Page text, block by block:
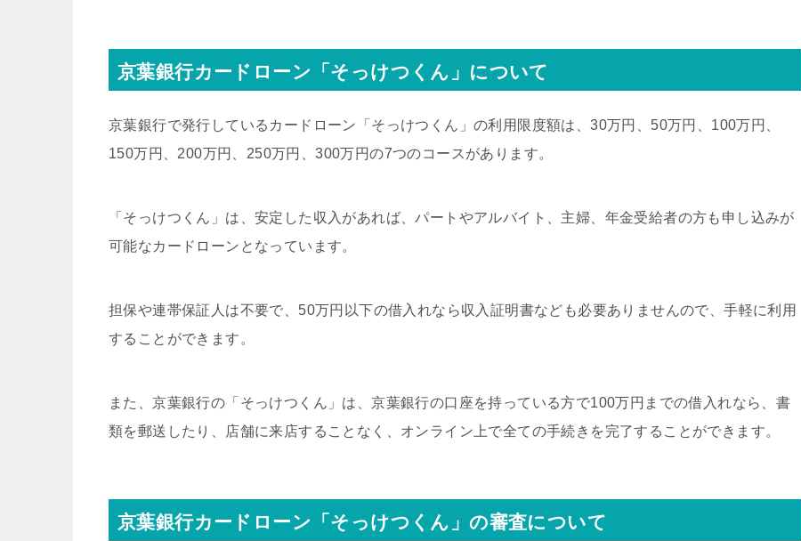
京葉銀行カードローン「そっけつくん」について
京葉銀行で発行しているカードローン「そっけつくん」の利用限度額は、30万円、50万円、100万円、
150万円、200万円、250万円、300万円の7つのコースがあります。
「そっけつくん」は、安定した収入があれば、パートやアルバイト、主婦、年金受給者の方も申し込みが
可能なカードローンとなっています。
担保や連帯保証人は不要で、50万円以下の借入れなら収入証明書なども必要ありませんので、手軽に利用
することができます。
また、京葉銀行の「そっけつくん」は、京葉銀行の口座を持っている方で100万円までの借入れなら、書
類を郵送したり、店舗に来店することなく、オンライン上で全ての手続きを完了することができます。
京葉銀行カードローン「そっけつくん」の審査について